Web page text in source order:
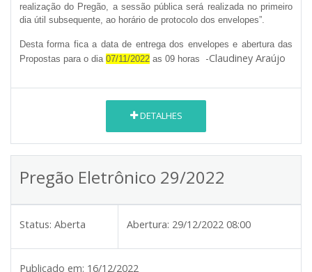
realização do Pregão, a sessão pública será realizada no primeiro
dia útil subsequente, ao horário de protocolo dos envelopes”.
Desta forma fica a data de entrega dos envelopes e abertura das
Propostas para o dia 07/11/2022 as 09 horas -Claudiney Araújo
DETALHES
Pregão Eletrônico 29/2022
Status: Aberta Abertura: 29/12/2022 08:00
Publicado em: 16/12/2022